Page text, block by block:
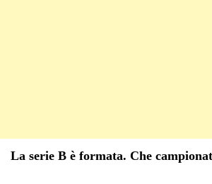
La serie B è formata. Che